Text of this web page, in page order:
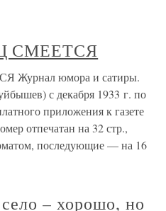
СМЕЕТСЯ
юмора и сатиры.
с декабря 1933 г. по
приложения к газете
отпечатан на 32 стр.,
последующие — на 16
– хорошо, но